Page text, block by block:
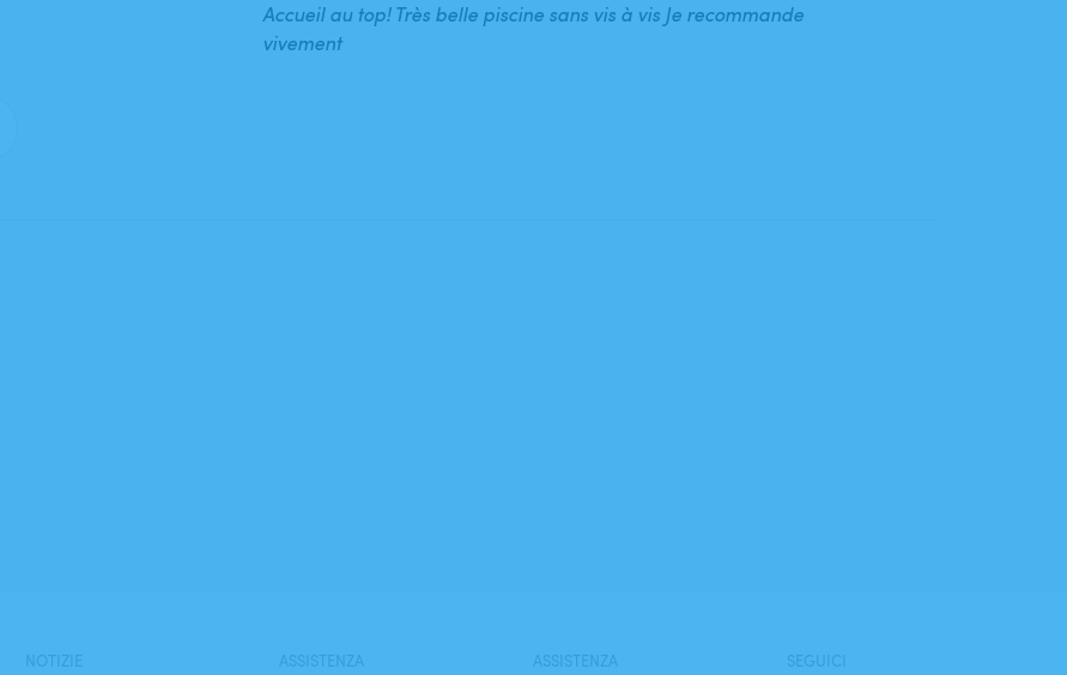
Accueil au top! Très belle piscine sans vis à vis Je recommande
vivement